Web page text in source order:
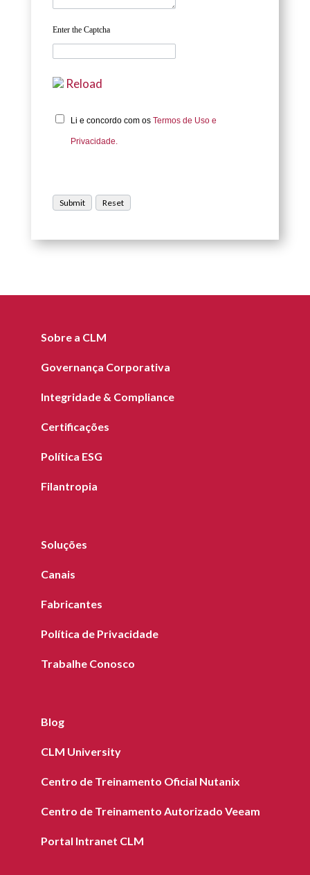
Enter the Captcha
Reload
Li e concordo com os Termos de Uso e
Privacidade.
Sobre a CLM
Governança Corporativa
Integridade & Compliance
Certificações
Política ESG
Filantropia
Soluções
Canais
Fabricantes
Política de Privacidade
Trabalhe Conosco
Blog
CLM University
Centro de Treinamento Oficial Nutanix
Centro de Treinamento Autorizado Veeam
Portal Intranet CLM